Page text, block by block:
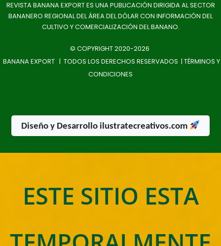
REVISTA BANANA EXPORT ES UNA PUBLICACIÓN DIRIGIDA AL SECTOR
BANANERO REGIONAL DEL ÁREA DEL DÓLAR CON INFORMACIÓN DEL
CULTIVO Y COMERCIALIZACIÓN DEL BANANO.
© COPYRIGHT 2020-2026
BANANA EXPORT | TODOS LOS DERECHOS RESERVADOS | TÉRMINOS Y
CONDICIONES
Diseño y Desarrollo ilustratecreativos.com
ESTE SITIO ESTA